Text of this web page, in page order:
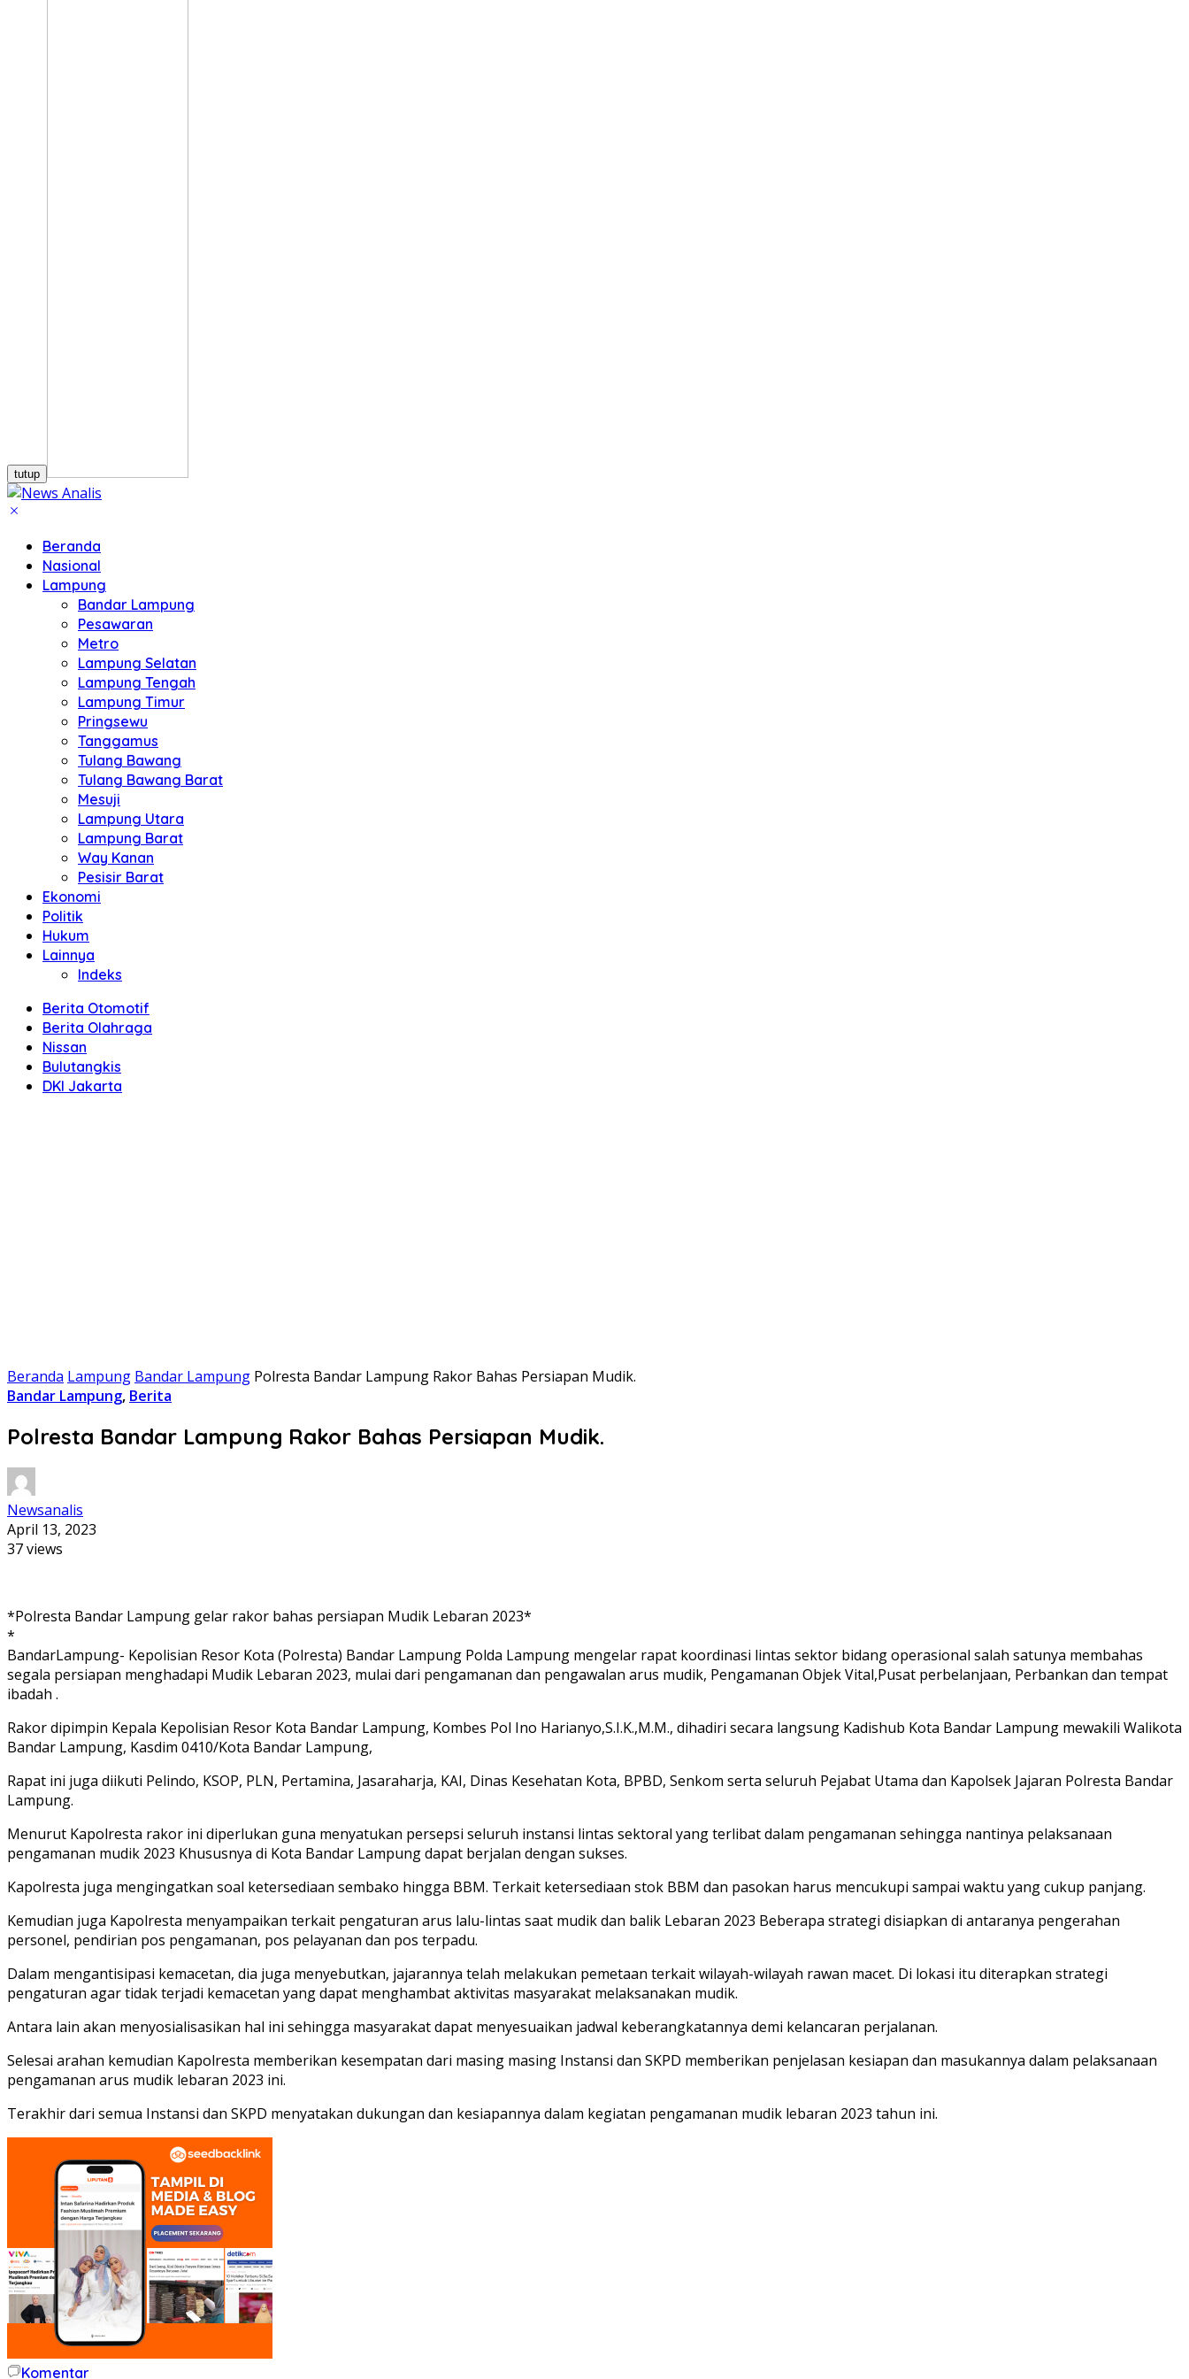
tutup
Beranda
Nasional
Lampung
Bandar Lampung
Pesawaran
Metro
Lampung Selatan
Lampung Tengah
Lampung Timur
Pringsewu
Tanggamus
Tulang Bawang
Tulang Bawang Barat
Mesuji
Lampung Utara
Lampung Barat
Way Kanan
Pesisir Barat
Ekonomi
Politik
Hukum
Lainnya
Indeks
Berita Otomotif
Berita Olahraga
Nissan
Bulutangkis
DKI Jakarta
Beranda Lampung Bandar Lampung Polresta Bandar Lampung Rakor Bahas Persiapan Mudik.
Bandar Lampung, Berita
Polresta Bandar Lampung Rakor Bahas Persiapan Mudik.
Newsanalis
April 13, 2023
37 views
*Polresta Bandar Lampung gelar rakor bahas persiapan Mudik Lebaran 2023*
*
BandarLampung- Kepolisian Resor Kota (Polresta) Bandar Lampung Polda Lampung mengelar rapat koordinasi lintas sektor bidang operasional salah satunya membahas
segala persiapan menghadapi Mudik Lebaran 2023, mulai dari pengamanan dan pengawalan arus mudik, Pengamanan Objek Vital,Pusat perbelanjaan, Perbankan dan tempat
ibadah .
Rakor dipimpin Kepala Kepolisian Resor Kota Bandar Lampung, Kombes Pol Ino Harianyo,S.I.K.,M.M., dihadiri secara langsung Kadishub Kota Bandar Lampung mewakili Walikota
Bandar Lampung, Kasdim 0410/Kota Bandar Lampung,
Rapat ini juga diikuti Pelindo, KSOP, PLN, Pertamina, Jasaraharja, KAI, Dinas Kesehatan Kota, BPBD, Senkom serta seluruh Pejabat Utama dan Kapolsek Jajaran Polresta Bandar
Lampung.
Menurut Kapolresta rakor ini diperlukan guna menyatukan persepsi seluruh instansi lintas sektoral yang terlibat dalam pengamanan sehingga nantinya pelaksanaan
pengamanan mudik 2023 Khususnya di Kota Bandar Lampung dapat berjalan dengan sukses.
Kapolresta juga mengingatkan soal ketersediaan sembako hingga BBM. Terkait ketersediaan stok BBM dan pasokan harus mencukupi sampai waktu yang cukup panjang.
Kemudian juga Kapolresta menyampaikan terkait pengaturan arus lalu-lintas saat mudik dan balik Lebaran 2023 Beberapa strategi disiapkan di antaranya pengerahan
personel, pendirian pos pengamanan, pos pelayanan dan pos terpadu.
Dalam mengantisipasi kemacetan, dia juga menyebutkan, jajarannya telah melakukan pemetaan terkait wilayah-wilayah rawan macet. Di lokasi itu diterapkan strategi
pengaturan agar tidak terjadi kemacetan yang dapat menghambat aktivitas masyarakat melaksanakan mudik.
Antara lain akan menyosialisasikan hal ini sehingga masyarakat dapat menyesuaikan jadwal keberangkatannya demi kelancaran perjalanan.
Selesai arahan kemudian Kapolresta memberikan kesempatan dari masing masing Instansi dan SKPD memberikan penjelasan kesiapan dan masukannya dalam pelaksanaan
pengamanan arus mudik lebaran 2023 ini.
Terakhir dari semua Instansi dan SKPD menyatakan dukungan dan kesiapannya dalam kegiatan pengamanan mudik lebaran 2023 tahun ini.
Komentar